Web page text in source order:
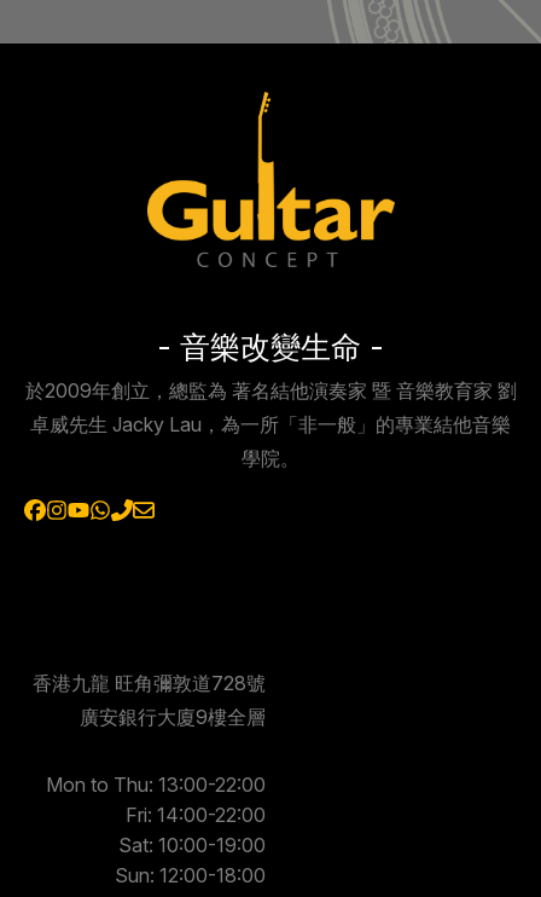
- 音樂改變生命 -
於2009年創立，總監為 著名結他演奏家 暨 音樂教育家 劉
卓威先生 Jacky Lau，為一所「非一般」的專業結他音樂
學院。
香港九龍 旺角彌敦道728號
廣安銀行大廈9樓全層
Mon to Thu: 13:00-22:00
Fri: 14:00-22:00
Sat: 10:00-19:00
Sun: 12:00-18:00